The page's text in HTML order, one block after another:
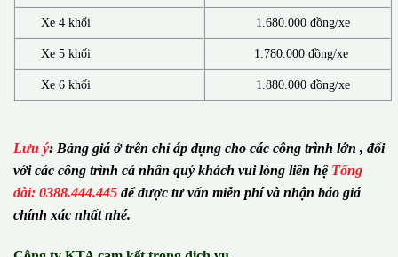
Xe 4 khối 1.680.000 đồng/xe
Xe 5 khối 1.780.000 đồng/xe
Xe 6 khối 1.880.000 đồng/xe
Lưu ý: Bảng giá ở trên chỉ áp dụng cho các công trình lớn , đối
với các công trình cá nhân quý khách vui lòng liên hệ Tổng
đài: 0388.444.445 để được tư vấn miễn phí và nhận báo giá
chính xác nhất nhé.